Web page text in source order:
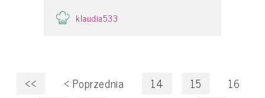
klaudia533
<< < Poprzednia 14 15
16